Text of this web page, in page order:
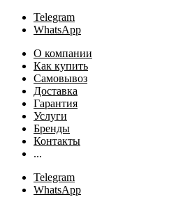
Telegram
WhatsApp
О компании
Как купить
Самовывоз
Доставка
Гарантия
Услуги
Бренды
Контакты
...
Telegram
WhatsApp